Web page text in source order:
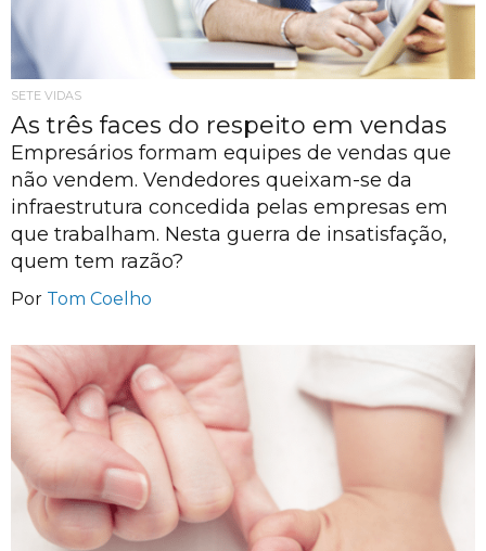
SETE VIDAS
As três faces do respeito em vendas
Empresários formam equipes de vendas que
não vendem. Vendedores queixam-se da
infraestrutura concedida pelas empresas em
que trabalham. Nesta guerra de insatisfação,
quem tem razão?
Por Tom Coelho